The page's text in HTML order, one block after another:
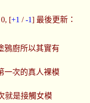
[+1 /-1] 最後更新：
鴉廚所以其實有
一次的真人裸模
就是接觸女模